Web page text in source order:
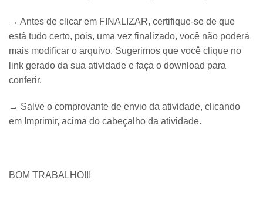
→ Antes de clicar em FINALIZAR, certifique-se de que
está tudo certo, pois, uma vez finalizado, você não poderá
mais modificar o arquivo. Sugerimos que você clique no
link gerado da sua atividade e faça o download para
conferir.
→ Salve o comprovante de envio da atividade, clicando
em Imprimir, acima do cabeçalho da atividade.
BOM TRABALHO!!!